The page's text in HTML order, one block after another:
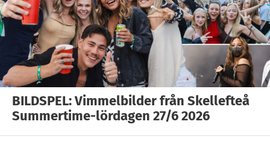
BILDSPEL: Vimmelbilder från Skellefteå
Summertime-lördagen 27/6 2026